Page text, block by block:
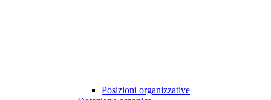
Posizioni organizzative